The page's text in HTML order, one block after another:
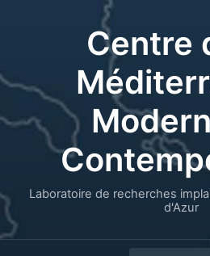
Centre
Laboratoire de recherches
d'Azur